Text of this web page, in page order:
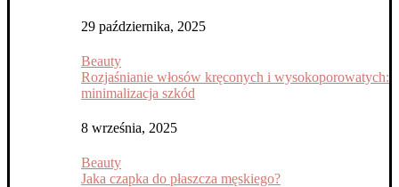
29 października, 2025
Beauty
Rozjaśnianie włosów kręconych i wysokoporowatych:
minimalizacja szkód
8 września, 2025
Beauty
Jaka czapka do płaszcza męskiego?